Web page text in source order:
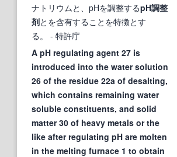
ナトリウムと、pHを調整するpH調整
剤とを含有することを特徴とす
る。
- 特許庁
A pH regulating agent 27 is
introduced into the water solution
26 of the residue 22a of desalting,
which contains remaining water
soluble constituents, and solid
matter 30 of heavy metals or the
like after regulating pH are molten
in the melting furnace 1 to obtain